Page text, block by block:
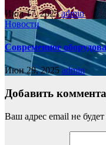
Июл 17, 2025admin
Новости
Современное
Июн 29, 2025 admin
Добавить
Ваш адрес email не